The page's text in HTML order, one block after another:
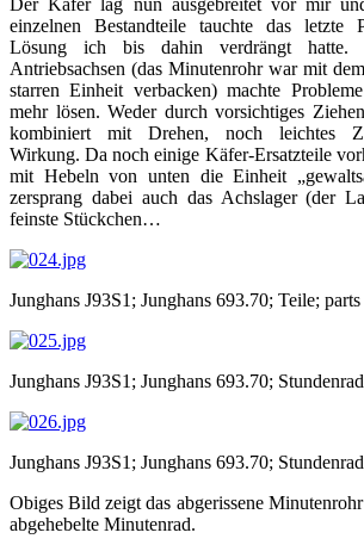
einzelnen Bestandteile tauchte das letzte
Lösung ich bis dahin verdrängt hatte.
Antriebsachsen (das Minutenrohr war mit
starren Einheit verbacken) machte
mehr lösen. Weder durch vorsichtiges
kombiniert mit Drehen, noch leichtes
Wirkung. Da noch einige Käfer-Ersatzteile
mit Hebeln von unten die Einheit
zersprang dabei auch das Achslager (der
feinste Stückchen…
Junghans J93S1; Junghans 693.70; Teile; parts
Junghans J93S1; Junghans 693.70;
Junghans J93S1; Junghans 693.70;
Obiges Bild zeigt das abgerissene
abgehebelte Minutenrad.